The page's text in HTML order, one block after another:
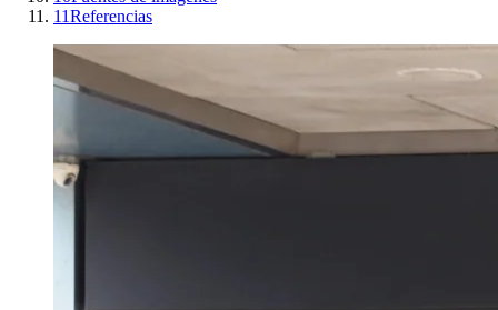
11Referencias